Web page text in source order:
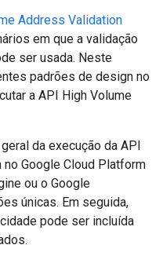
Address Validation
em que a validação
ser usada. Neste
padrões de design no
a API High Volume
da execução da API
Google Cloud Platform
ou o Google
únicas. Em seguida,
pode ser incluída